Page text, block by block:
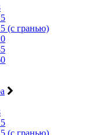
(с гранью)
(с гранью)